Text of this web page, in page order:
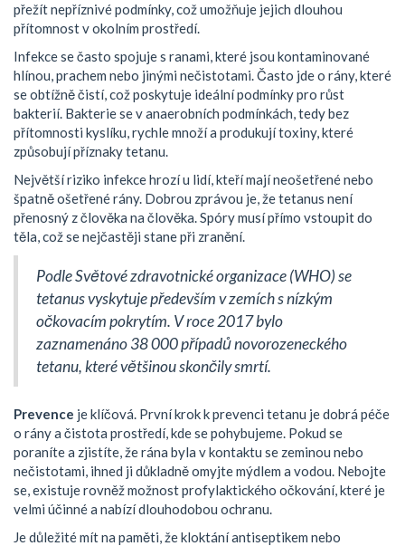
přežít nepříznivé podmínky, což umožňuje jejich dlouhou
přítomnost v okolním prostředí.
Infekce se často spojuje s ranami, které jsou kontaminované
hlínou, prachem nebo jinými nečistotami. Často jde o rány, které
se obtížně čistí, což poskytuje ideální podmínky pro růst
bakterií. Bakterie se v anaerobních podmínkách, tedy bez
přítomnosti kyslíku, rychle množí a produkují toxiny, které
způsobují příznaky tetanu.
Největší riziko infekce hrozí u lidí, kteří mají neošetřené nebo
špatně ošetřené rány. Dobrou zprávou je, že tetanus není
přenosný z člověka na člověka. Spóry musí přímo vstoupit do
těla, což se nejčastěji stane při zranění.
Podle Světové zdravotnické organizace (WHO) se
tetanus vyskytuje především v zemích s nízkým
očkovacím pokrytím. V roce 2017 bylo
zaznamenáno 38 000 případů novorozeneckého
tetanu, které většinou skončily smrtí.
Prevence je klíčová. První krok k prevenci tetanu je dobrá péče
o rány a čistota prostředí, kde se pohybujeme. Pokud se
poraníte a zjistíte, že rána byla v kontaktu se zeminou nebo
nečistotami, ihned ji důkladně omyjte mýdlem a vodou. Nebojte
se, existuje rovněž možnost profylaktického očkování, které je
velmi účinné a nabízí dlouhodobou ochranu.
Je důležité mít na paměti, že kloktání antiseptikem nebo